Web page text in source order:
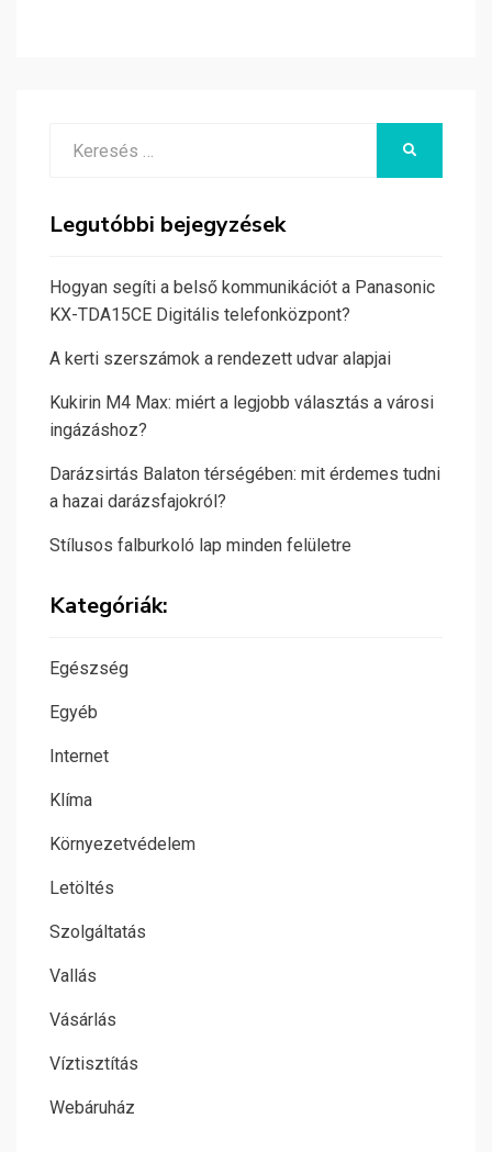
Legutóbbi bejegyzések
Hogyan segíti a belső kommunikációt a Panasonic
KX-TDA15CE Digitális telefonközpont?
A kerti szerszámok a rendezett udvar alapjai
Kukirin M4 Max: miért a legjobb választás a városi
ingázáshoz?
Darázsirtás Balaton térségében: mit érdemes tudni
a hazai darázsfajokról?
Stílusos falburkoló lap minden felületre
Kategóriák:
Egészség
Egyéb
Internet
Klíma
Környezetvédelem
Letöltés
Szolgáltatás
Vallás
Vásárlás
Víztisztítás
Webáruház